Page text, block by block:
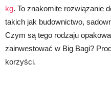
kg. To znakomite rozwiązanie
takich jak budownictwo,
Czym są tego rodzaju
zainwestować w Big Bagi?
korzyści.